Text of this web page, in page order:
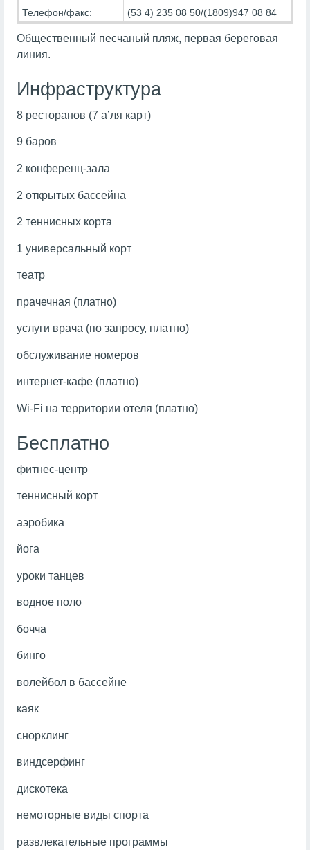
Телефон/факс:
(53 4) 235 08 50/(1809)947 08 84
Общественный песчаный пляж, первая береговая
линия.
Инфраструктура
8 ресторанов (7 а’ля карт)
9 баров
2 конференц-зала
2 открытых бассейна
2 теннисных корта
1 универсальный корт
театр
прачечная (платно)
услуги врача (по запросу, платно)
обслуживание номеров
интернет-кафе (платно)
Wi-Fi на территории отеля (платно)
Бесплатно
фитнес-центр
теннисный корт
аэробика
йога
уроки танцев
водное поло
бочча
бинго
волейбол в бассейне
каяк
снорклинг
виндсерфинг
дискотека
немоторные виды спорта
развлекательные программы